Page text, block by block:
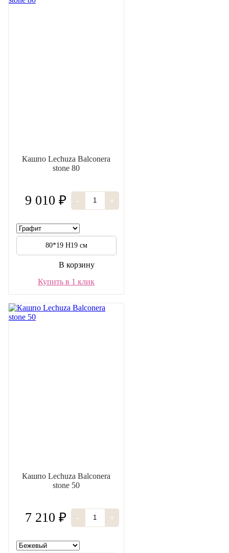
Кашпо Lechuza Balconera
stone 80
9 010 ₽ - +
80*19 H19 см
В корзину
Купить в 1 клик
Кашпо Lechuza Balconera
stone 50
7 210 ₽ - +